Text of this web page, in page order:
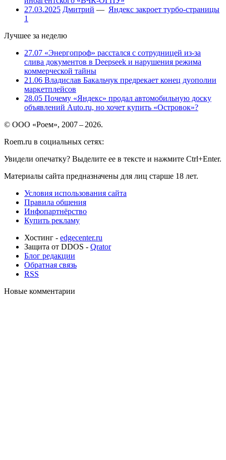
27.03.2025 Дмитрий — Яндекс закроет турбо-страницы
1
Лучшее за неделю
27.07 «Энергопроф» расстался с сотрудницей из-за
слива документов в Deepseek и нарушения режима
коммерческой тайны
21.06 Владислав Бакальчук предрекает конец дуополии
маркетплейсов
28.05 Почему «Яндекс» продал автомобильную доску
объявлений Auto.ru, но хочет купить «Островок»?
© ООО «Роем», 2007 – 2026.
Roem.ru в социальных сетях:
Увидели опечатку? Выделите ее в тексте и нажмите Ctrl+Enter.
Материалы сайта предназначены для лиц старше 18 лет.
Условия использования сайта
Правила общения
Инфопартнёрство
Купить рекламу
Хостинг - edgecenter.ru
Защита от DDOS - Qrator
Блог редакции
Обратная связь
RSS
Новые комментарии